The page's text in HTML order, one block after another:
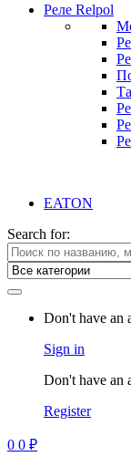
Реле Relpol
EATON
Search for:
Don't have an
Sign in
Don't have an
Register
0 0 ₽